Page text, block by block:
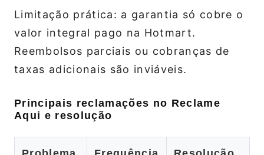
Limitação prática: a garantia só cobre o
valor integral pago na Hotmart.
Reembolsos parciais ou cobranças de
taxas adicionais são inviáveis.
Principais reclamações no Reclame
Aqui e resolução